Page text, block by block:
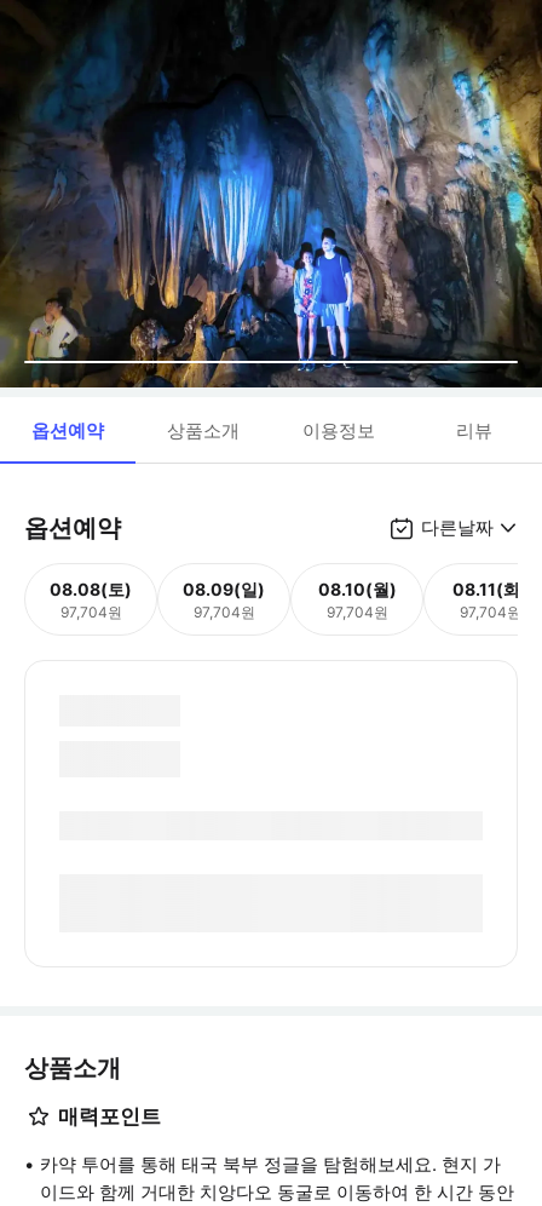
옵션예약 상품소개 이용정보 리뷰
옵션예약 다른날짜
08.08(토)
97,704원
08.09(일)
97,704원
08.10(월)
97,704원
08.11(화)
97,704원
상품소개
매력포인트
카약 투어를 통해 태국 북부 정글을 탐험해보세요. 현지 가
이드와 함께 거대한 치앙다오 동굴로 이동하여 한 시간 동안